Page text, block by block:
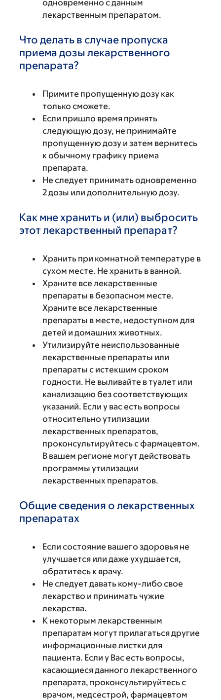
одновременно с данным
лекарственным препаратом.
Что делать в случае пропуска
приема дозы лекарственного
препарата?
Примите пропущенную дозу как
только сможете.
Если пришло время принять
следующую дозу, не принимайте
пропущенную дозу и затем вернитесь
к обычному графику приема
препарата.
Не следует принимать одновременно
2 дозы или дополнительную дозу.
Как мне хранить и (или) выбросить
этот лекарственный препарат?
Хранить при комнатной температуре в
сухом месте. Не хранить в ванной.
Храните все лекарственные
препараты в безопасном месте.
Храните все лекарственные
препараты в месте, недоступном для
детей и домашних животных.
Утилизируйте неиспользованные
лекарственные препараты или
препараты с истекшим сроком
годности. Не выливайте в туалет или
канализацию без соответствующих
указаний. Если у вас есть вопросы
относительно утилизации
лекарственных препаратов,
проконсультируйтесь с фармацевтом.
В вашем регионе могут действовать
программы утилизации
лекарственных препаратов.
Общие сведения о лекарственных
препаратах
Если состояние вашего здоровья не
улучшается или даже ухудшается,
обратитесь к врачу.
Не следует давать кому-либо свое
лекарство и принимать чужие
лекарства.
К некоторым лекарственным
препаратам могут прилагаться другие
информационные листки для
пациента. Если у Вас есть вопросы,
касающиеся данного лекарственного
препарата, проконсультируйтесь с
врачом, медсестрой, фармацевтом